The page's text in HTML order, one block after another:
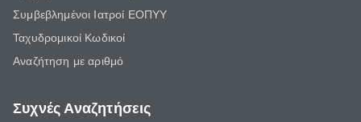
Συμβεβλημένοι Ιατροί ΕΟΠΥΥ
Ταχυδρομικοί Κωδικοί
Αναζήτηση με αριθμό
Συχνές Αναζητήσεις